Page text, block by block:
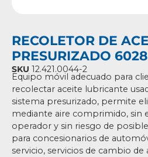
RECOLETOR DE
PRESURIZADO
SKU 12.421.0044-2
Equipo móvil adecuado para
recolectar aceite lubricante
sistema presurizado, permite
mediante aire comprimido, sin
operador y sin riesgo de
para concesionarios de
servicio, servicios de cambio